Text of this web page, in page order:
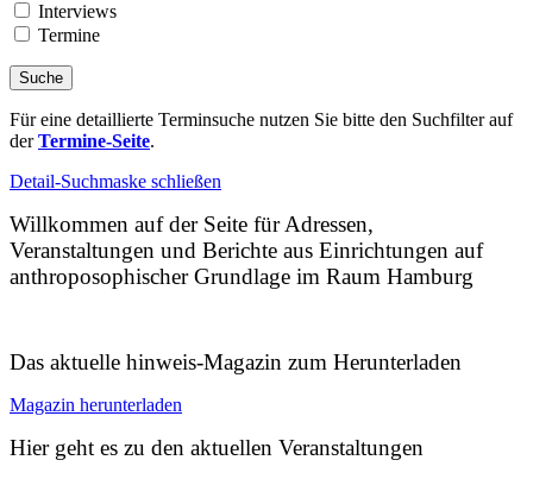
Interviews
Termine
Für eine detaillierte Terminsuche nutzen Sie bitte den Suchfilter auf
derTermine-Seite.
Detail-Suchmaske schließen
Willkommen auf der Seite für Adressen,
Veranstaltungen und Berichte aus Einrichtungen auf
anthroposophischer Grundlage im Raum Hamburg
Das aktuelle hinweis-Magazin zum Herunterladen
Magazin herunterladen
Hier geht es zu den aktuellen Veranstaltungen